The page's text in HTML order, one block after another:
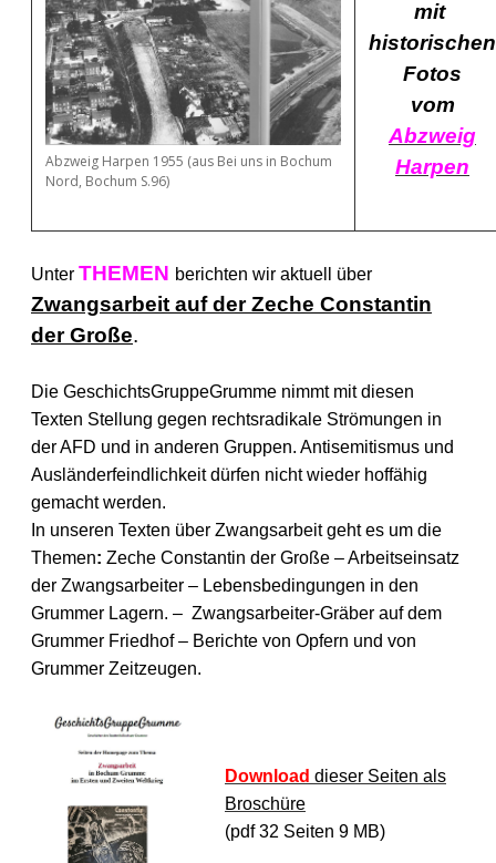
Abzweig Harpen 1955 (aus Bei uns in Bochum
Nord, Bochum S.96)
mit
historischen
Fotos
vom
Abzweig
Harpen
Unter THEMEN berichten wir aktuell über
Zwangsarbeit auf der Zeche Constantin
der Große.
Die GeschichtsGruppeGrumme nimmt mit diesen
Texten Stellung gegen rechtsradikale Strömungen in
der AFD und in anderen Gruppen. Antisemitismus und
Ausländerfeindlichkeit dürfen nicht wieder hoffähig
gemacht werden.
In unseren Texten über Zwangsarbeit geht es um die
Themen: Zeche Constantin der Große – Arbeitseinsatz
der Zwangsarbeiter – Lebensbedingungen in den
Grummer Lagern. – Zwangsarbeiter-Gräber auf dem
Grummer Friedhof – Berichte von Opfern und von
Grummer Zeitzeugen.
Download dieser Seiten als
Broschüre
(pdf 32 Seiten 9 MB)